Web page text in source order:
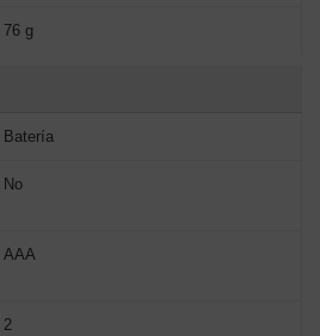
76 g
Batería
No
AAA
2